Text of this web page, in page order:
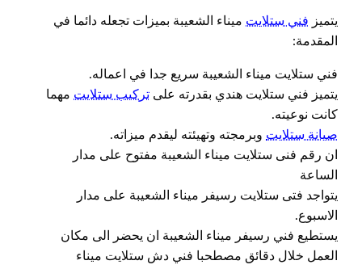
يتميز فني ستلايت ميناء الشعيبة بميزات تجعله دائما في
المقدمة:
فني ستلايت ميناء الشعيبة سريع جدا في اعماله.
يتميز فني ستلايت هندي بقدرته على تركيب ستلايت مهما
كانت نوعيته.
صيانة ستلايت وبرمجته وتهيئته ليقدم ميزاته.
ان رقم فنى ستلايت ميناء الشعيبة مفتوح على مدار
الساعة
يتواجد فتى ستلايت رسيفر ميناء الشعيبة على مدار
الاسبوع.
يستطيع فني رسيفر ميناء الشعيبة ان يحضر الى مكان
العمل خلال دقائق مصطحبا فني دش ستلايت ميناء